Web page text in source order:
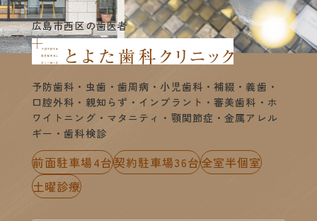
広島市西区の歯医者
予防歯科・虫歯・歯周病・小児歯科・補綴・義歯・
口腔外科・親知らず・インプラント・審美歯科・ホ
ワイトニング・マタニティ・顎関節症・金属アレル
ギー・歯科検診
前面駐車場4台契約駐車場36台全室半個室
土曜診療